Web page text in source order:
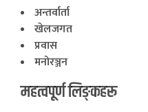
अन्तर्वार्ता
खेलजगत
प्रवास
मनोरञ्जन
महत्वपूर्ण लिङ्कहरू